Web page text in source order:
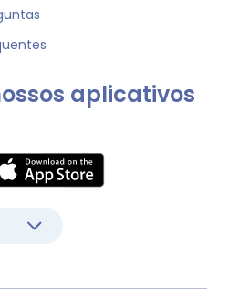
aplicativos